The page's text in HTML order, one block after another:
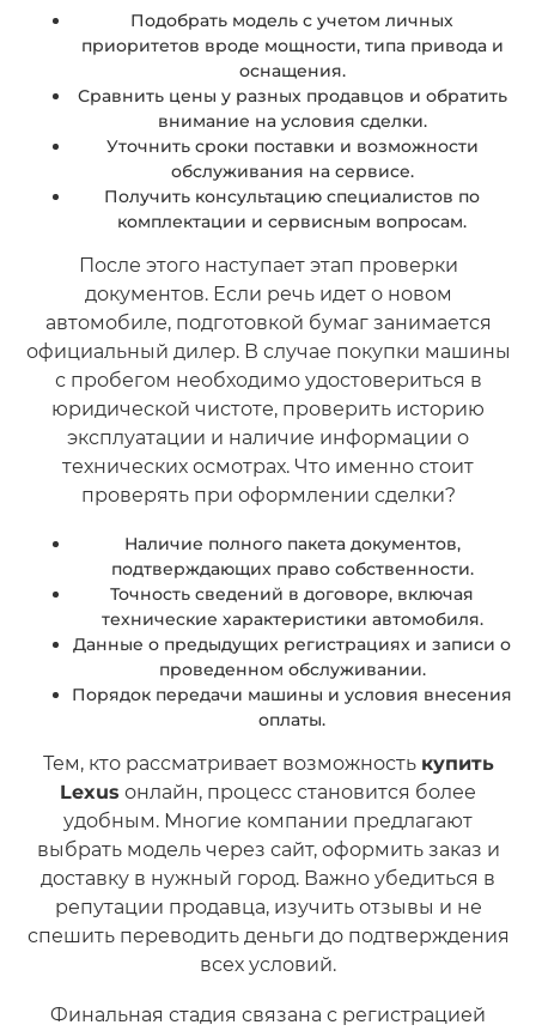
Подобрать модель с учетом личных
приоритетов вроде мощности, типа привода и
оснащения.
Сравнить цены у разных продавцов и обратить
внимание на условия сделки.
Уточнить сроки поставки и возможности
обслуживания на сервисе.
Получить консультацию специалистов по
комплектации и сервисным вопросам.
После этого наступает этап проверки
документов. Если речь идет о новом
автомобиле, подготовкой бумаг занимается
официальный дилер. В случае покупки машины
с пробегом необходимо удостовериться в
юридической чистоте, проверить историю
эксплуатации и наличие информации о
технических осмотрах. Что именно стоит
проверять при оформлении сделки?
Наличие полного пакета документов,
подтверждающих право собственности.
Точность сведений в договоре, включая
технические характеристики автомобиля.
Данные о предыдущих регистрациях и записи о
проведенном обслуживании.
Порядок передачи машины и условия внесения
оплаты.
Тем, кто рассматривает возможность купить
Lexus онлайн, процесс становится более
удобным. Многие компании предлагают
выбрать модель через сайт, оформить заказ и
доставку в нужный город. Важно убедиться в
репутации продавца, изучить отзывы и не
спешить переводить деньги до подтверждения
всех условий.
Финальная стадия связана с регистрацией